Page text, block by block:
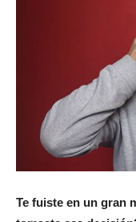
Te fuiste en un gran